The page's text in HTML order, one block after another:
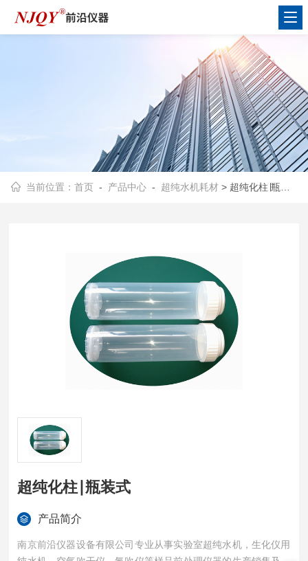
当前位置：首页 - 产品中心 - 超纯水机耗材 > 超纯化柱∣瓶装式
超纯化柱∣瓶装式
产品简介
南京前沿仪器设备有限公司专业从事实验室超纯水机，生化仪用